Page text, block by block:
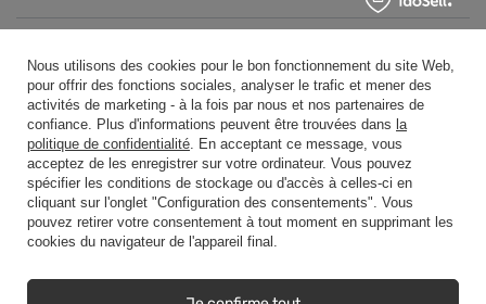
Relier
+48500453608
b2b@cwstore.eu
CWStore ,Tarnowska 23/2,61-323Poznań
Nous présentons des prix nets dans le magasin (hors TVA).
Nous utilisons des cookies pour le bon fonctionnement du site Web,
pour offrir des fonctions sociales, analyser le trafic et mener des
activités de marketing - à la fois par nous et nos partenaires de
confiance. Plus d'informations peuvent être trouvées dans la
politique de confidentialité. En acceptant ce message, vous
acceptez de les enregistrer sur votre ordinateur. Vous pouvez
spécifier les conditions de stockage ou d'accès à celles-ci en
cliquant sur l'onglet "Configuration des consentements". Vous
pouvez retirer votre consentement à tout moment en supprimant les
cookies du navigateur de l'appareil final.